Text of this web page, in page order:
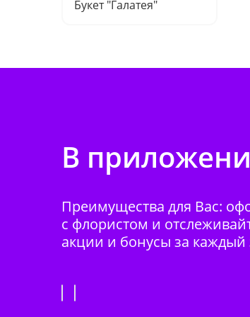
Букет "Галатея"
В
Преимущества для Вас:
с флористом и
акции и бонусы за каждый